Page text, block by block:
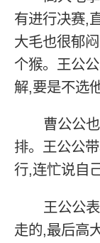
有进行决赛,
大毛也很郁
个猴。王公
解,要是不选
曹公公
排。王公公
行,连忙说自
王公公
走的,最后高